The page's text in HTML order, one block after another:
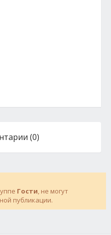
(0)
Гости, не могут
публикации.